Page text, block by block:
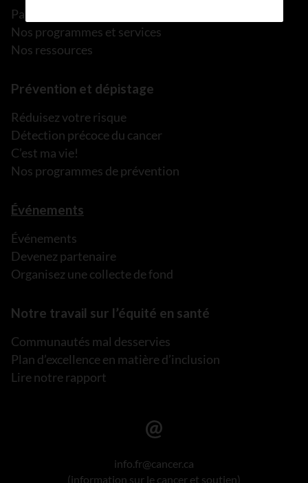
Parler à une personne de confiance
Nos programmes et services
Nos ressources
Prévention et dépistage
Réduisez votre risque
Détection précoce du cancer
C’est ma vie!
Nos programmes de prévention
Événements
Événements
Devenez partenaire
Organisez une collecte de fond
Notre travail sur l’équité en santé
Communautés mal desservies
Plan d’excellence en matière d’inclusion
Lire notre rapport
info.fr@cancer.ca
(information sur le cancer et soutien)